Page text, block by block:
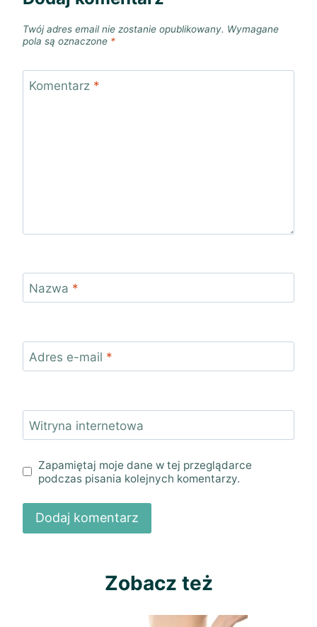
Twój adres email nie zostanie opublikowany. Wymagane
pola są oznaczone *
Komentarz *
Nazwa *
Adres e-mail *
Witryna internetowa
Zapamiętaj moje dane w tej przeglądarce
podczas pisania kolejnych komentarzy.
Zobacz też